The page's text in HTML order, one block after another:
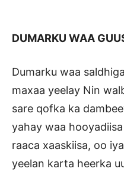
DUMARKU WAA
Dumarku waa
maxaa yeelay Nin
sare qofka ka
yahay waa
raaca xaaskiisa, oo
yeelan karta heerka